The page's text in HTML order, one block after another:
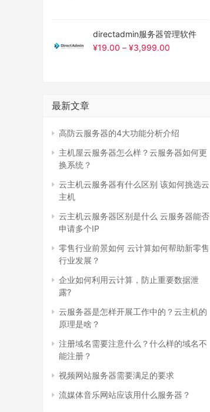
directadmin服务器管理软件
¥19.00 – ¥3,999.00
最新文章
高防云服务器的4大功能分析介绍
主机屋云服务器怎么样？云服务器如何更
换系统？
云主机云服务器有什么区别 该如何挑选云
主机
云主机云服务器区别是什么 云服务器能否
申请多个IP
零售行业前景如何 云计算如何帮助新零售
行业发展？
企业如何利用云计算，防止重要数据泄
露?
云服务器是怎样开展工作中的？云主机的
原理是啥？
注册域名需要注意什么？什么样的域名不
能注册？
视频网站服务器需要满足的要求
流媒体音乐网站应该用什么服务器？